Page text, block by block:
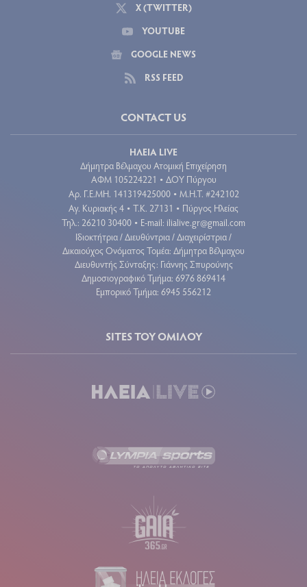
X (TWITTER)
YOUTUBE
GOOGLE NEWS
RSS FEED
CONTACT US
ΗΛΕΙΑ LIVE
Δήμητρα Βέλμαχου Ατομική Επιχείρηση
ΑΦΜ 105224221 • ΔΟΥ Πύργου
Aρ. Γ.Ε.ΜΗ. 141319425000 • Μ.Η.Τ. #242102
Αγ. Κυριακής 4 • Τ.Κ. 27131 • Πύργος Ηλείας
Τηλ.: 26210 30400 • E-mail: ilialive.gr@gmail.com
Ιδιοκτήτρια / Διευθύντρια / Διαχειρίστρια /
Δικαιούχος Ονόματος Τομέα: Δήμητρα Βέλμαχου
Διευθυντής Σύνταξης: Γιάννης Σπυρούνης
Δημοσιογραφικό Τμήμα: 6976 869414
Εμπορικό Τμήμα: 6945 556212
SITES ΤΟΥ ΟΜΙΛΟΥ